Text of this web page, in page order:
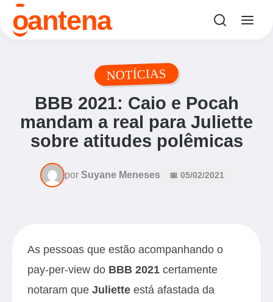
oantena
NOTÍCIAS
BBB 2021: Caio e Pocah
mandam a real para Juliette
sobre atitudes polêmicas
por Suyane Meneses 📅 05/02/2021
As pessoas que estão acompanhando o
pay-per-view do BBB 2021 certamente
notaram que Juliette está afastada da